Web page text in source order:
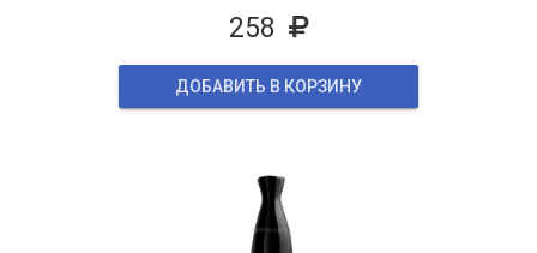
258
ДОБАВИТЬ В КОРЗИНУ